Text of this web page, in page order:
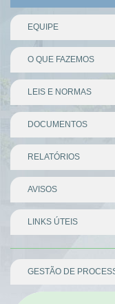
EQUIPE
O QUE FAZEMOS
LEIS E NORMAS
DOCUMENTOS
RELATÓRIOS
AVISOS
LINKS ÚTEIS
Divisor
GESTÃO DE